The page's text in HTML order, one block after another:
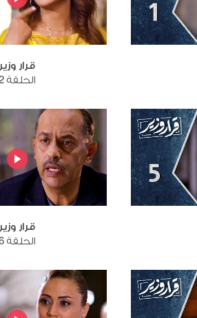
قرار وزير
الحلقة 2
قرار وزير
الحلقة 6